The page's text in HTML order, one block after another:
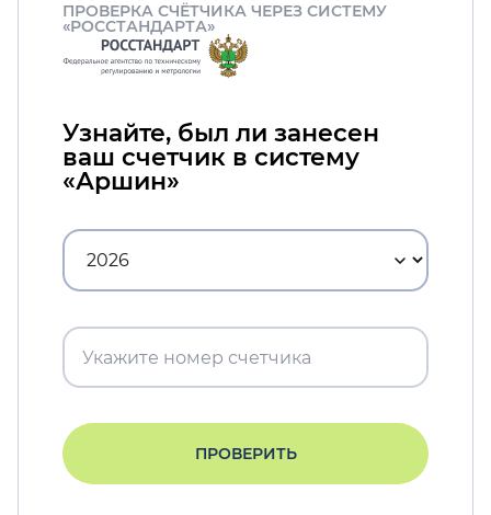
ПРОВЕРКА СЧЁТЧИКА ЧЕРЕЗ СИСТЕМУ
«РОССТАНДАРТА»
Узнайте, был ли занесен
ваш счетчик в систему
«Аршин»
ПРОВЕРИТЬ